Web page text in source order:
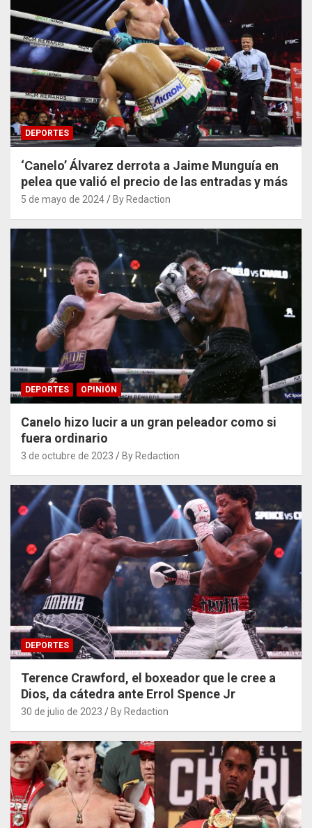
DEPORTES
‘Canelo’ Álvarez derrota a Jaime Munguía en
pelea que valió el precio de las entradas y más
5 de mayo de 2024 By Redaction
DEPORTES OPINIÓN
Canelo hizo lucir a un gran peleador como si
fuera ordinario
3 de octubre de 2023 By Redaction
DEPORTES
Terence Crawford, el boxeador que le cree a
Dios, da cátedra ante Errol Spence Jr
30 de julio de 2023 By Redaction